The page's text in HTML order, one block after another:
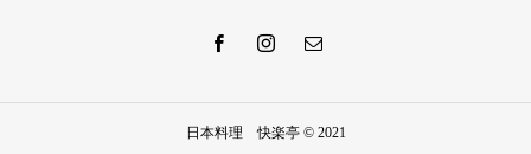
日本料理 快楽亭 © 2021